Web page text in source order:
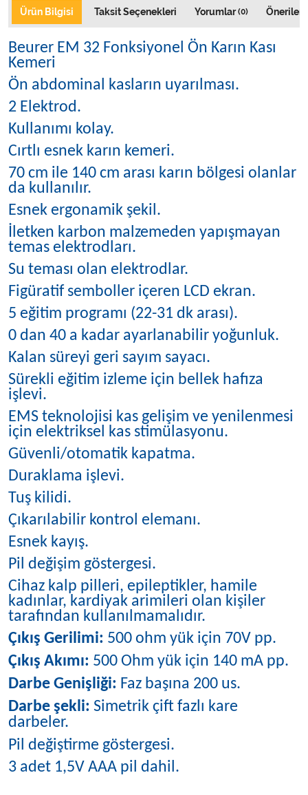
Ürün Bilgisi Taksit Seçenekleri Yorumlar(0)
Beurer EM 32 Fonksiyonel Ön Karın Kası
Kemeri
Ön abdominal kasların uyarılması.
2 Elektrod.
Kullanımı kolay.
Cırtlı esnek karın kemeri.
70 cm ile 140 cm arası karın bölgesi olanlar
da kullanılır.
Esnek ergonamik şekil.
İletken karbon malzemeden yapışmayan
temas elektrodları.
Su teması olan elektrodlar.
Figüratif semboller içeren LCD ekran.
5 eğitim programı (22-31 dk arası).
0 dan 40 a kadar ayarlanabilir yoğunluk.
Kalan süreyi geri sayım sayacı.
Sürekli eğitim izleme için bellek hafıza
işlevi.
EMS teknolojisi kas gelişim ve yenilenmesi
için elektriksel kas stimülasyonu.
Güvenli/otomatik kapatma.
Duraklama işlevi.
Tuş kilidi.
Çıkarılabilir kontrol elemanı.
Esnek kayış.
Pil değişim göstergesi.
Cihaz kalp pilleri, epileptikler, hamile
kadınlar, kardiyak arimileri olan kişiler
tarafından kullanılmamalıdır.
Çıkış Gerilimi: 500 ohm yük için 70V pp.
Çıkış Akımı: 500 Ohm yük için 140 mA pp.
Darbe Genişliği: Faz başına 200 us.
Darbe şekli: Simetrik çift fazlı kare
darbeler.
Pil değiştirme göstergesi.
3 adet 1,5V AAA pil dahil.